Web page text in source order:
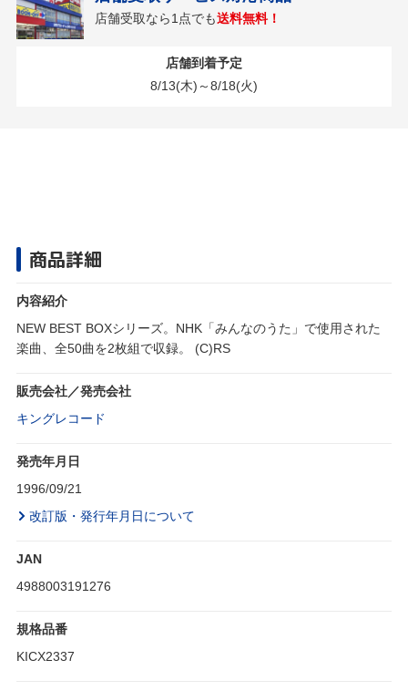
店舗受取なら1点でも送料無料！
店舗到着予定
8/13(木)～8/18(火)
商品詳細
内容紹介
NEW BEST BOXシリーズ。NHK「みんなのうた」で使用された
楽曲、全50曲を2枚組で収録。 (C)RS
販売会社／発売会社
キングレコード
発売年月日
1996/09/21
改訂版・発行年月日について
JAN
4988003191276
規格品番
KICX2337